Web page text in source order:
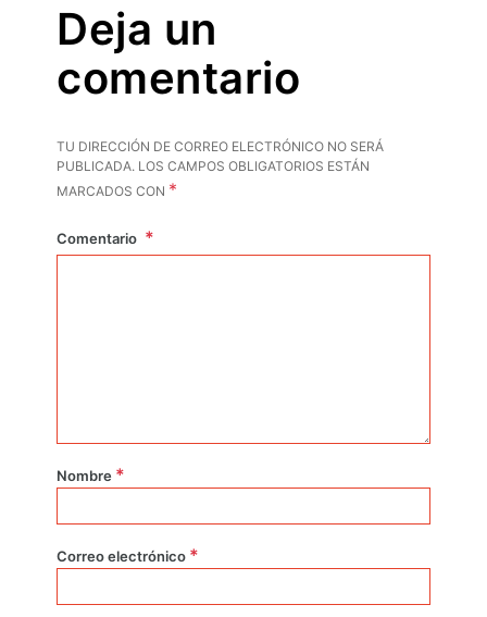
Deja un
comentario
TU DIRECCIÓN DE CORREO ELECTRÓNICO NO SERÁ
PUBLICADA. LOS CAMPOS OBLIGATORIOS ESTÁN
MARCADOS CON *
Comentario
Nombre *
Correo electrónico *